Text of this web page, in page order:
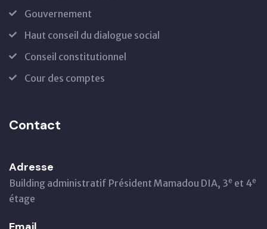
Gouvernement
Haut conseil du dialogue social
Conseil constitutionnel
Cour des comptes
Contact
Adresse
Building administratif Président Mamadou DIA, 3e et 4e
étage